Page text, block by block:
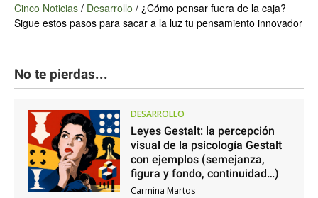
Cinco Noticias / Desarrollo / ¿Cómo pensar fuera de la caja?
Sigue estos pasos para sacar a la luz tu pensamiento innovador
No te pierdas...
DESARROLLO
Leyes Gestalt: la percepción
visual de la psicología Gestalt
con ejemplos (semejanza,
figura y fondo, continuidad…)
Carmina Martos